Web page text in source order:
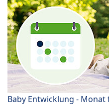
Baby Entwicklung -